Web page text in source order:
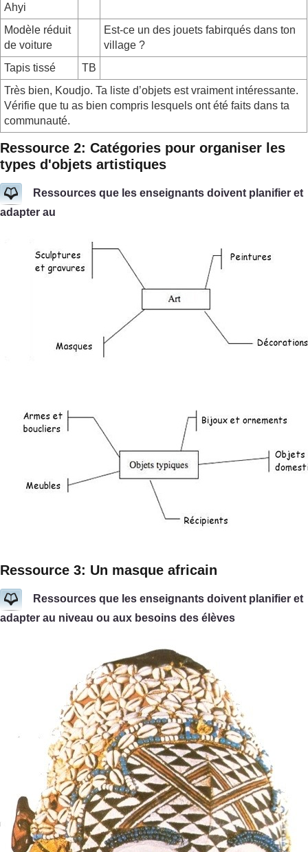
Ahyi
Modèle réduit
de voiture
Est-ce un des jouets fabirqués dans ton
village ?
Tapis tissé
TB
Très bien, Koudjo. Ta liste d’objets est vraiment intéressante.
Vérifie que tu as bien compris lesquels ont été faits dans ta
communauté.
Ressource 2: Catégories pour organiser les
types d'objets artistiques
Ressources que les enseignants doivent planifier et
adapter au
Ressource 3: Un masque africain
Ressources que les enseignants doivent planifier et
adapter au niveau ou aux besoins des élèves